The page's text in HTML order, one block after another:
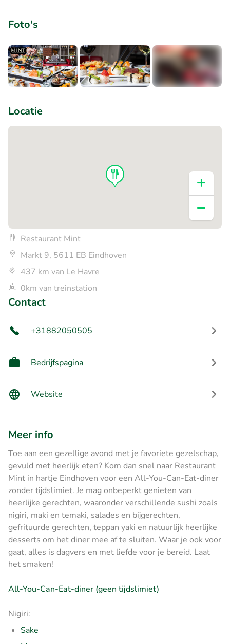
Foto's
Locatie
Restaurant Mint
Markt 9, 5611 EB Eindhoven
437 km van Le Havre
0km van treinstation
Contact
+31882050505
Bedrijfspagina
Website
Meer info
Toe aan een gezellige avond met je favoriete gezelschap,
gevuld met heerlijk eten? Kom dan snel naar Restaurant
Mint in hartje Eindhoven voor een All-You-Can-Eat-diner
zonder tijdslimiet. Je mag onbeperkt genieten van
heerlijke gerechten, waaronder verschillende sushi zoals
nigiri, maki en temaki, salades en bijgerechten,
gefrituurde gerechten, teppan yaki en natuurlijk heerlijke
desserts om het diner mee af te sluiten. Waar je ook voor
gaat, alles is dagvers en met liefde voor je bereid. Laat
het smaken!
All-You-Can-Eat-diner (geen tijdslimiet)
Nigiri:
Sake